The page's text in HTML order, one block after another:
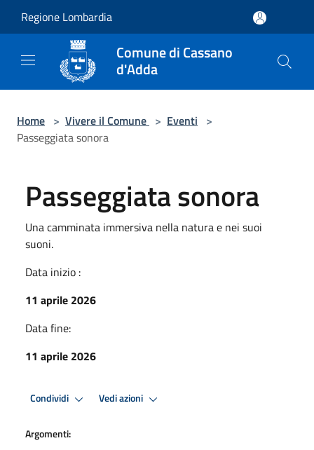
Regione Lombardia
Comune di Cassano
d'Adda
Home > Vivere il Comune > Eventi >
Passeggiata sonora
Passeggiata sonora
Una camminata immersiva nella natura e nei suoi
suoni.
Data inizio :
11 aprile 2026
Data fine:
11 aprile 2026
Condividi Vedi azioni
Argomenti: